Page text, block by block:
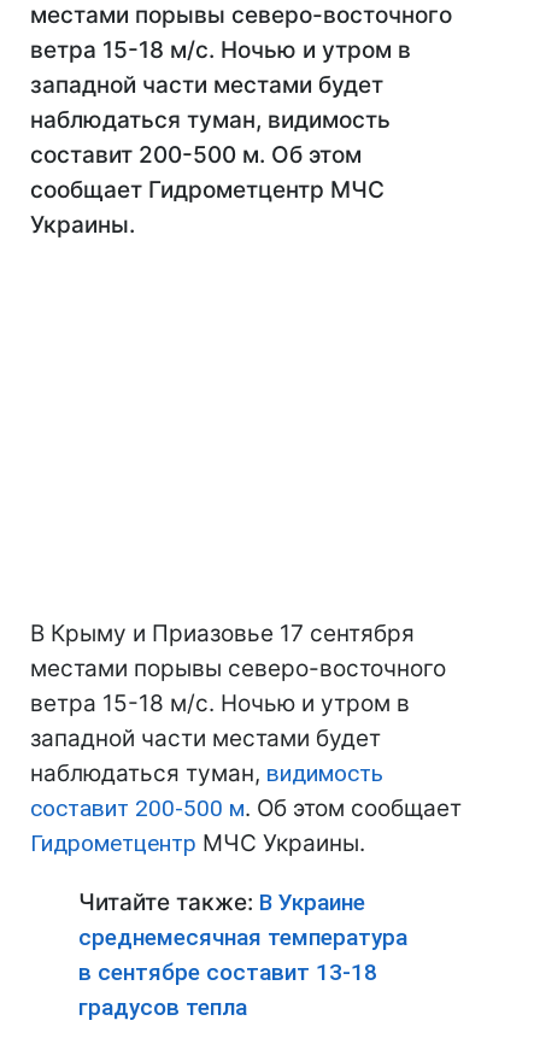
местами порывы северо-восточного
ветра 15-18 м/с. Ночью и утром в
западной части местами будет
наблюдаться туман, видимость
составит 200-500 м. Об этом
сообщает Гидрометцентр МЧС
Украины.
В Крыму и Приазовье 17 сентября
местами порывы северо-восточного
ветра 15-18 м/с. Ночью и утром в
западной части местами будет
наблюдаться туман, видимость
составит 200-500 м. Об этом сообщает
Гидрометцентр МЧС Украины.
Читайте также: В Украине
среднемесячная температура
в сентябре составит 13-18
градусов тепла